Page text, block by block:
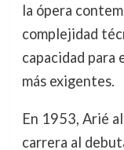
la ópera
complejidad
capacidad para
más exigentes.
En 1953, Arié
carrera al